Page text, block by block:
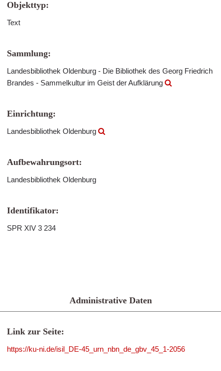
Objekttyp:
Text
Sammlung:
Landesbibliothek Oldenburg - Die Bibliothek des Georg Friedrich
Brandes - Sammelkultur im Geist der Aufklärung
Einrichtung:
Landesbibliothek Oldenburg
Aufbewahrungsort:
Landesbibliothek Oldenburg
Identifikator:
SPR XIV 3 234
Administrative Daten
Link zur Seite:
https://ku-ni.de/isil_DE-45_urn_nbn_de_gbv_45_1-2056